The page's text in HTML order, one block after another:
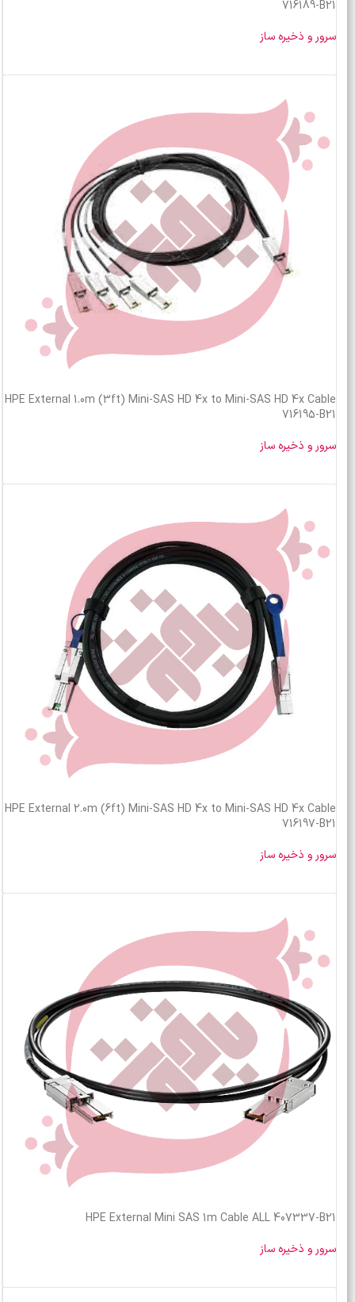
716189-B21
سرور و ذخیره ساز
HPE External 1.0m (3ft) Mini-SAS HD 4x to Mini-SAS HD 4x Cable
716195-B21
سرور و ذخیره ساز
HPE External 2.0m (6ft) Mini-SAS HD 4x to Mini-SAS HD 4x Cable
716197-B21
سرور و ذخیره ساز
HPE External Mini SAS 1m Cable ALL 407337-B21
سرور و ذخیره ساز